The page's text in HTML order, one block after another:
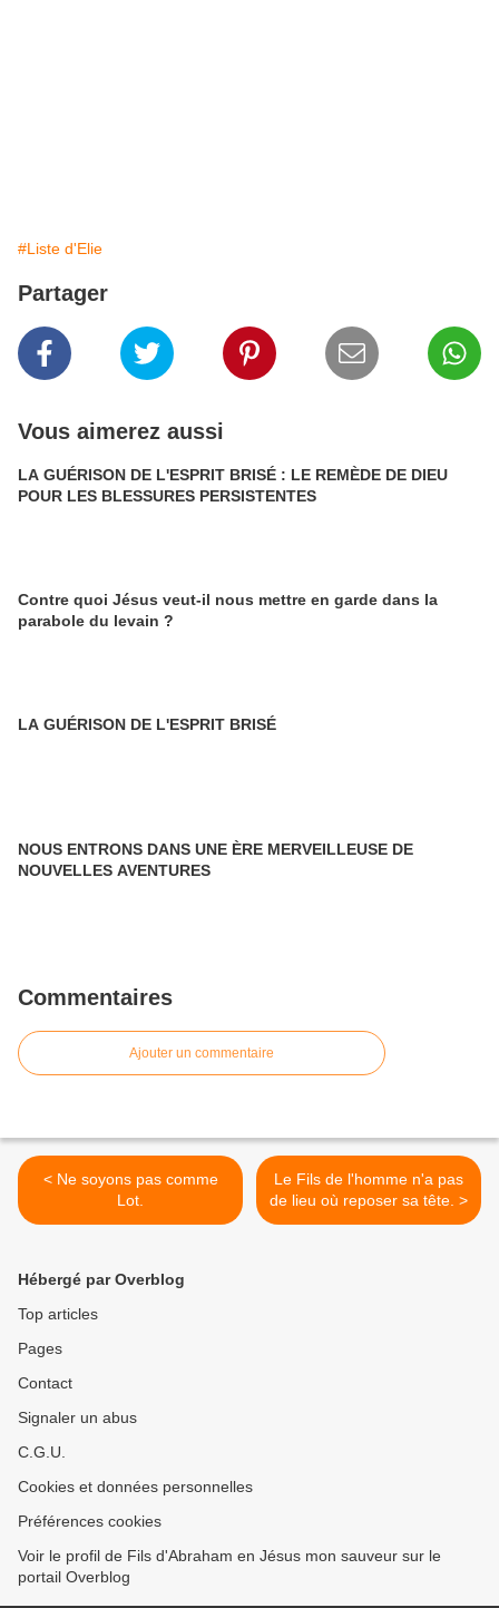
#Liste d'Elie
Partager
Vous aimerez aussi
LA GUÉRISON DE L'ESPRIT BRISÉ : LE REMÈDE DE DIEU
POUR LES BLESSURES PERSISTENTES
Contre quoi Jésus veut-il nous mettre en garde dans la
parabole du levain ?
LA GUÉRISON DE L'ESPRIT BRISÉ
NOUS ENTRONS DANS UNE ÈRE MERVEILLEUSE DE
NOUVELLES AVENTURES
Commentaires
Ajouter un commentaire
< Ne soyons pas comme
Lot.
Le Fils de l'homme n'a pas
de lieu où reposer sa tête. >
Hébergé par Overblog
Top articles
Pages
Contact
Signaler un abus
C.G.U.
Cookies et données personnelles
Préférences cookies
Voir le profil de Fils d'Abraham en Jésus mon sauveur sur le
portail Overblog